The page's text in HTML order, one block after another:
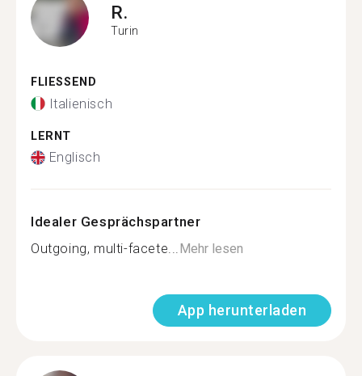
R.
Turin
FLIESSEND
Italienisch
LERNT
Englisch
Idealer Gesprächspartner
Outgoing, multi-facete...Mehr lesen
App herunterladen